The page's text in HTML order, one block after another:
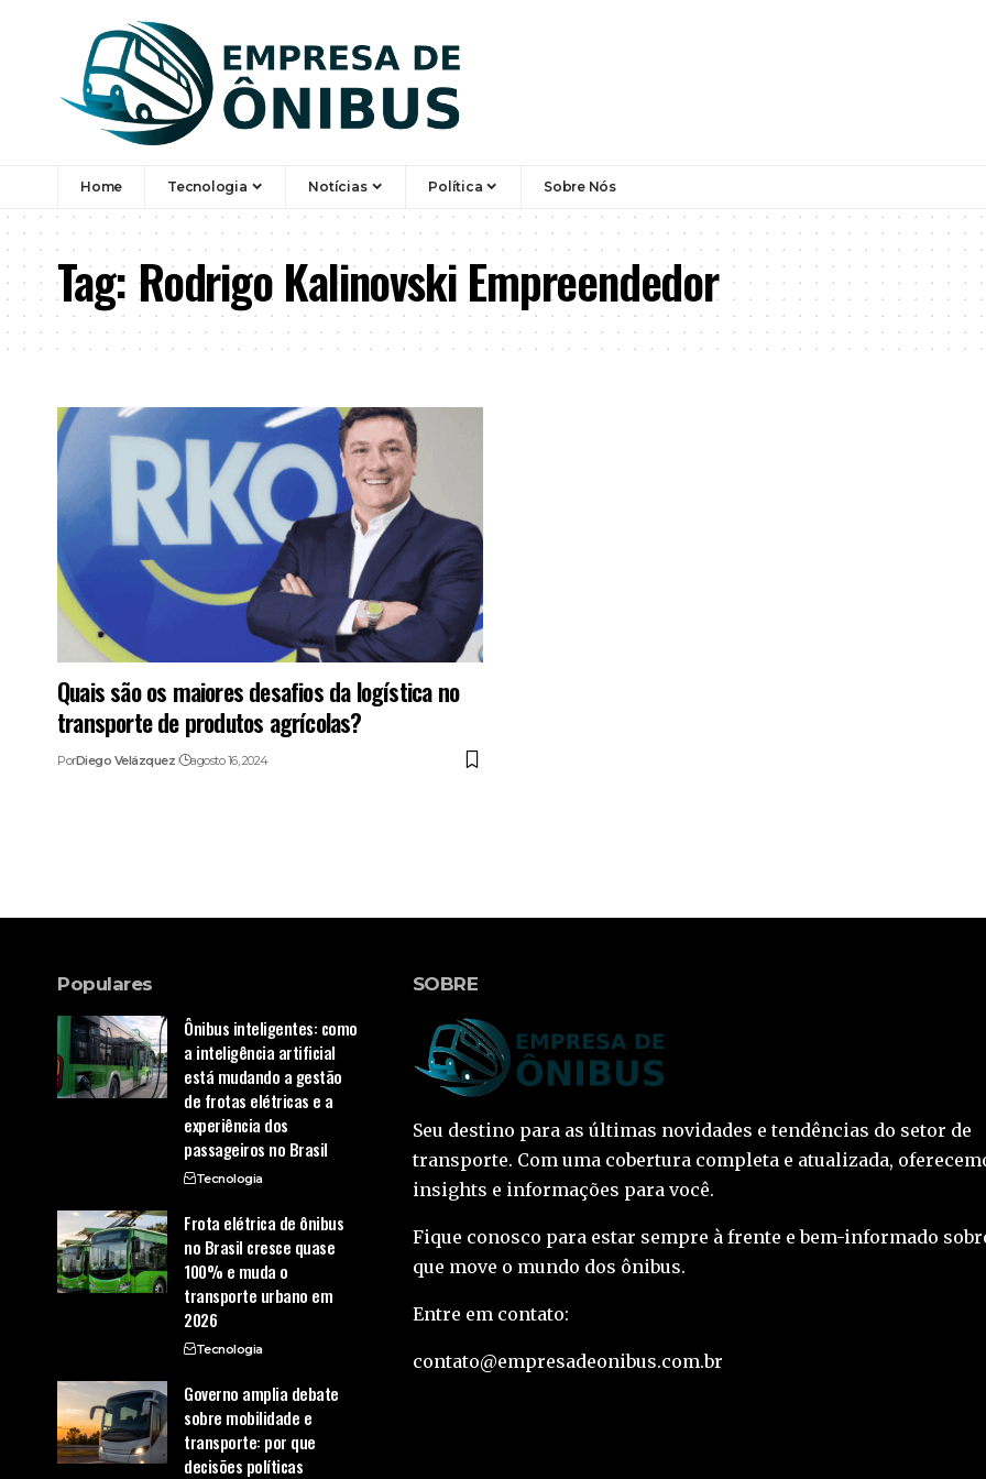
Home Tecnologia Notícias Política Sobre Nós
Tag:Rodrigo Kalinovski Empreendedor
Quais são os maiores desafios da logística no
transporte de produtos agrícolas?
PorDiego Velázquez agosto 16, 2024
Populares
Ônibus inteligentes: como
a inteligência artificial
está mudando a gestão
de frotas elétricas e a
experiência dos
passageiros no Brasil
Tecnologia
Frota elétrica de ônibus
no Brasil cresce quase
100% e muda o
transporte urbano em
2026
Tecnologia
Governo amplia debate
sobre mobilidade e
transporte: por que
decisões políticas
SOBRE
Seu destino para as últimas novidades e tendências do setor de
transporte. Com uma cobertura completa e atualizada,
insights e informações para você.
Fique conosco para estar sempre à frente e bem-informado
que move o mundo dos ônibus.
Entre em contato:
contato@empresadeonibus.com.br